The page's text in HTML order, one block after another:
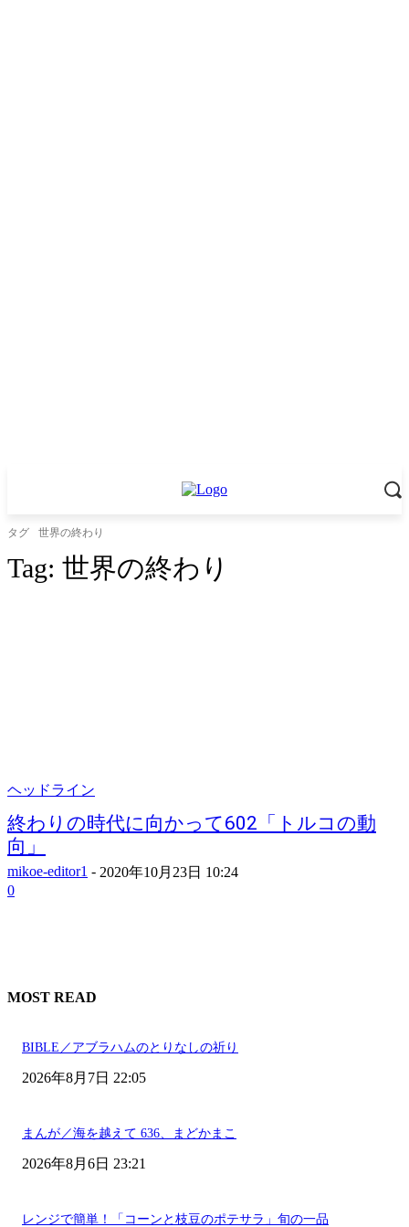
タグ 世界の終わり
Tag: 世界の終わり
ヘッドライン
終わりの時代に向かって602「トルコの動
向」
mikoe-editor1 - 2020年10月23日 10:24
0
MOST READ
BIBLE／アブラハムのとりなしの祈り
2026年8月7日 22:05
まんが／海を越えて 636、まどかまこ
2026年8月6日 23:21
レンジで簡単！「コーンと枝豆のポテサラ」旬の一品